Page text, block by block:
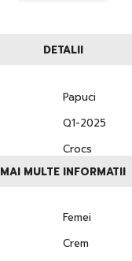
DETALII
Papuci
Q1-2025
Crocs
MAI MULTE INFORMATII
Femei
Crem